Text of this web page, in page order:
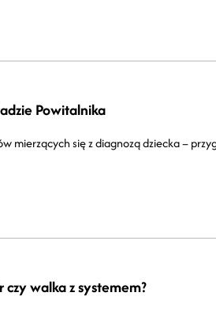
Powitalnika
mierzących się z diagnozą dziecka –
walka z systemem?